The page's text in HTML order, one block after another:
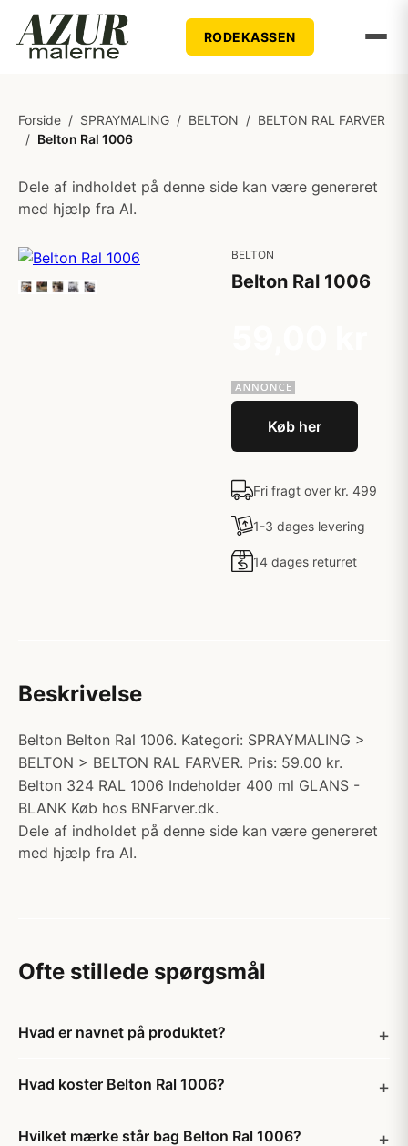
RODEKASSEN
Forside / SPRAYMALING / BELTON / BELTON RAL FARVER
/ Belton Ral 1006
Dele af indholdet på denne side kan være genereret
med hjælp fra AI.
BELTON
Belton Ral 1006
Køb her
Fri fragt over kr. 499
1-3 dages levering
14 dages returret
Beskrivelse
Belton Belton Ral 1006. Kategori: SPRAYMALING >
BELTON > BELTON RAL FARVER. Pris: 59.00 kr.
Belton 324 RAL 1006 Indeholder 400 ml GLANS -
BLANK Køb hos BNFarver.dk.
Dele af indholdet på denne side kan være genereret
med hjælp fra AI.
Ofte stillede spørgsmål
Hvad er navnet på produktet?
Hvad koster Belton Ral 1006?
Hvilket mærke står bag Belton Ral 1006?